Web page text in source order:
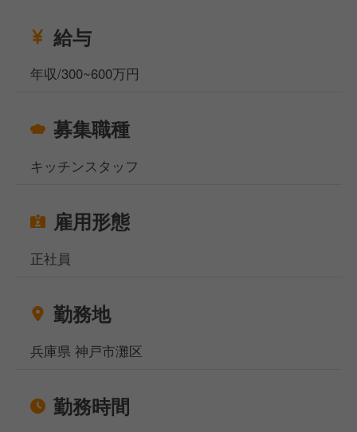
レベルの高いフレンチを提供していきます。
福利厚生に関しても研修制度が非常に充実しており、
給与
年収/300~600万円
募集職種
キッチンスタッフ
雇用形態
正社員
勤務地
兵庫県 神戸市灘区
勤務時間